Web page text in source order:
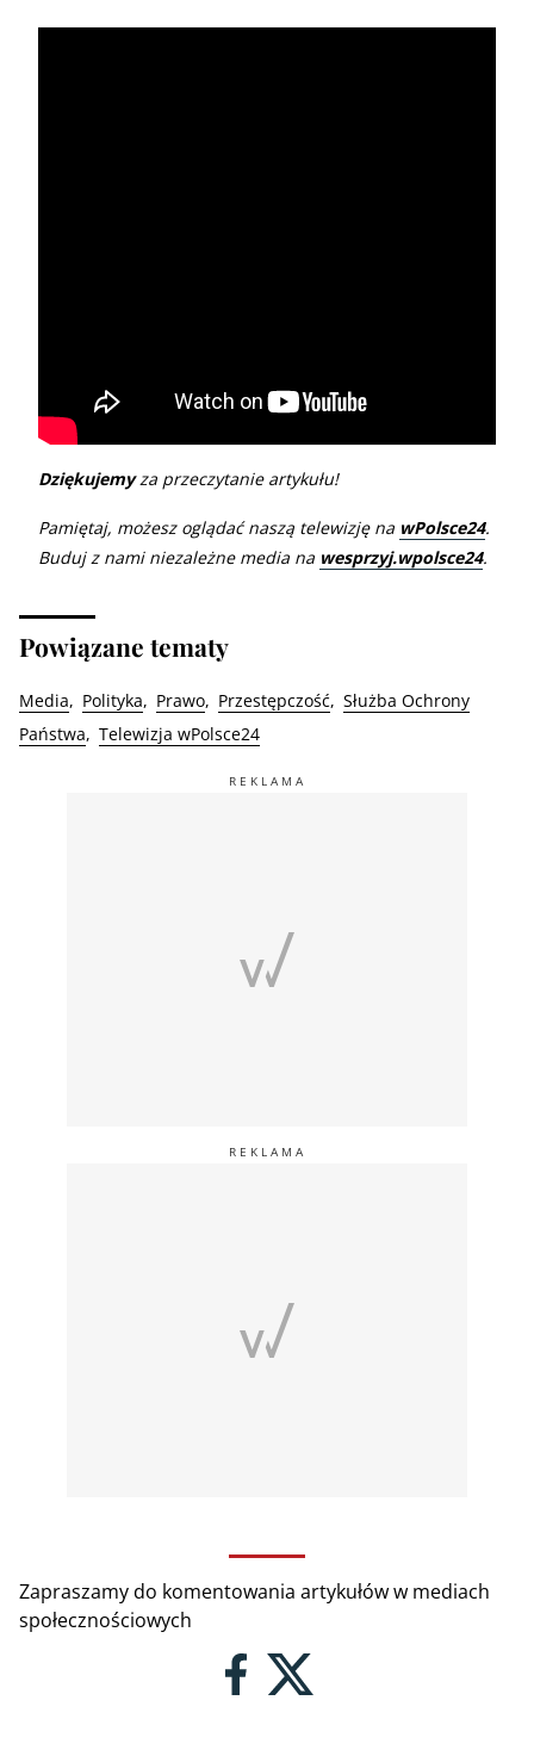
Dziękujemyza przeczytanie artykułu!
Pamiętaj, możesz oglądać naszą telewizję na wPolsce24.
Buduj z nami niezależne media na wesprzyj.wpolsce24.
Powiązane tematy
Media Polityka Prawo Przestępczość Służba Ochrony
Państwa
Telewizja wPolsce24
Zapraszamy do komentowania artykułów w mediach
społecznościowych